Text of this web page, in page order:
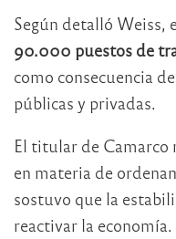
Según detalló Weiss,
90.000 puestos de
como consecuencia
públicas y privadas.
El titular de Camarco
en materia de
sostuvo que la
reactivar la economía.